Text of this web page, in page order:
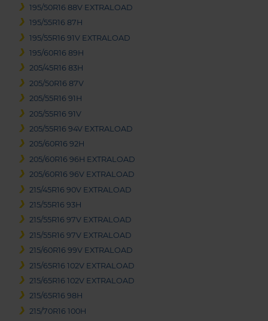
195/50R16 88V EXTRALOAD
195/55R16 87H
195/55R16 91V EXTRALOAD
195/60R16 89H
205/45R16 83H
205/50R16 87V
205/55R16 91H
205/55R16 91V
205/55R16 94V EXTRALOAD
205/60R16 92H
205/60R16 96H EXTRALOAD
205/60R16 96V EXTRALOAD
215/45R16 90V EXTRALOAD
215/55R16 93H
215/55R16 97V EXTRALOAD
215/55R16 97V EXTRALOAD
215/60R16 99V EXTRALOAD
215/65R16 102V EXTRALOAD
215/65R16 102V EXTRALOAD
215/65R16 98H
215/70R16 100H